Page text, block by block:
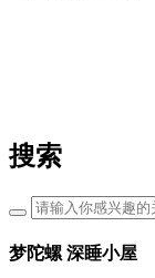
搜索
梦陀螺 深睡小屋